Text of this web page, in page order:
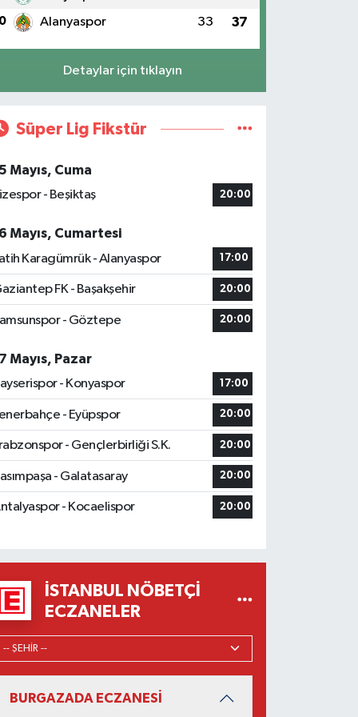
Alanyaspor 33 37
Detaylar için tıklayın
Süper Lig Fikstür
Mayıs, Cuma
- Beşiktaş
20:00
Mayıs, Cumartesi
Karagümrük - Alanyaspor
17:00
FK - Başakşehir 20:00
- Göztepe 20:00
Mayıs, Pazar
- Konyaspor
17:00
- Eyüpspor 20:00
- Gençlerbirliği S.K. 20:00
- Galatasaray 20:00
- Kocaelispor 20:00
İSTANBUL NÖBETÇI
ECZANELER
BURGAZADA ECZANESİ